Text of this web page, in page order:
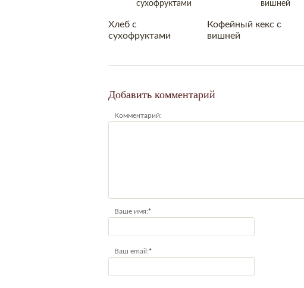
Хлеб с
сухофруктами
Кофейный кекс с
вишней
Добавить комментарий
Комментарий:
Ваше имя:*
Ваш email:*